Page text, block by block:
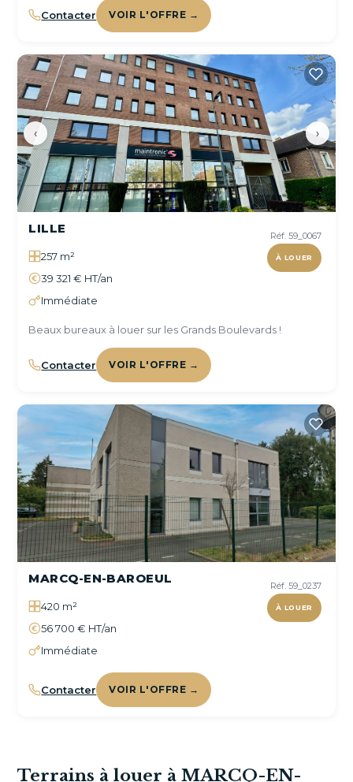
Contacter VOIR L'OFFRE →
‹ ›
Réf. 59_0067
À LOUER
LILLE
257 m²
39 321 € HT/an
Immédiate
Beaux bureaux à louer sur les Grands Boulevards !
Contacter VOIR L'OFFRE →
Réf. 59_0237
À LOUER
MARCQ-EN-BAROEUL
420 m²
56 700 € HT/an
Immédiate
Contacter VOIR L'OFFRE →
Terrains à louer à MARCQ-EN-